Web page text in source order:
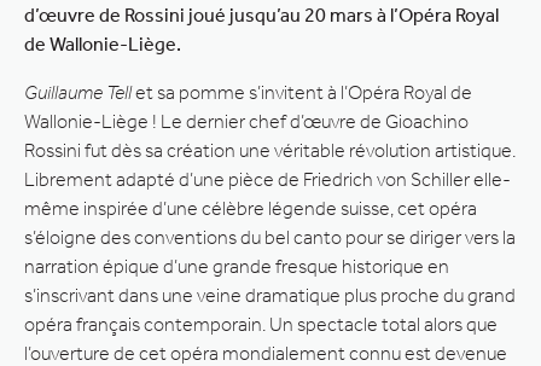
d’œuvre de Rossini joué jusqu’au 20 mars à l’Opéra Royal
de Wallonie-Liège.
Guillaume Tellet sa pomme s’invitent à l’Opéra Royal de
Wallonie-Liège ! Le dernier chef d’œuvre de Gioachino
Rossini fut dès sa création une véritable révolution artistique.
Librement adapté d’une pièce de Friedrich von Schiller elle-
même inspirée d’une célèbre légende suisse, cet opéra
s’éloigne des conventions du bel canto pour se diriger vers la
narration épique d’une grande fresque historique en
s’inscrivant dans une veine dramatique plus proche du grand
opéra français contemporain. Un spectacle total alors que
l’ouverture de cet opéra mondialement connu est devenue